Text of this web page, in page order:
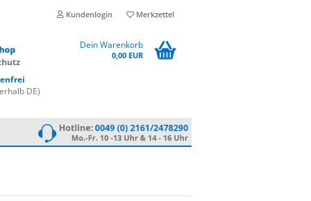
Kundenlogin Merkzettel
DE)
Dein Warenkorb
0,00 EUR